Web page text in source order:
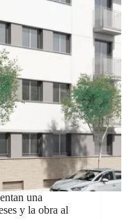
una
y la obra al